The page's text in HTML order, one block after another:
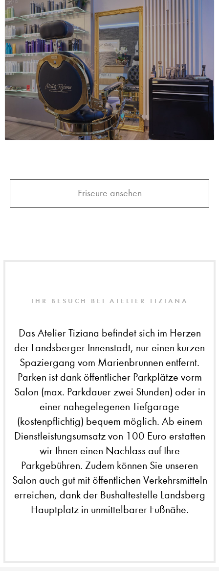
Friseure ansehen
IHR BESUCH BEI ATELIER TIZIANA
Das Atelier Tiziana befindet sich im Herzen
der Landsberger Innenstadt, nur einen kurzen
Spaziergang vom Marienbrunnen entfernt.
Parken ist dank öffentlicher Parkplätze vorm
Salon (max. Parkdauer zwei Stunden) oder in
einer nahegelegenen Tiefgarage
(kostenpflichtig) bequem möglich. Ab einem
Dienstleistungsumsatz von 100 Euro erstatten
wir Ihnen einen Nachlass auf Ihre
Parkgebühren. Zudem können Sie unseren
Salon auch gut mit öffentlichen Verkehrsmitteln
erreichen, dank der Bushaltestelle Landsberg
Hauptplatz in unmittelbarer Fußnähe.